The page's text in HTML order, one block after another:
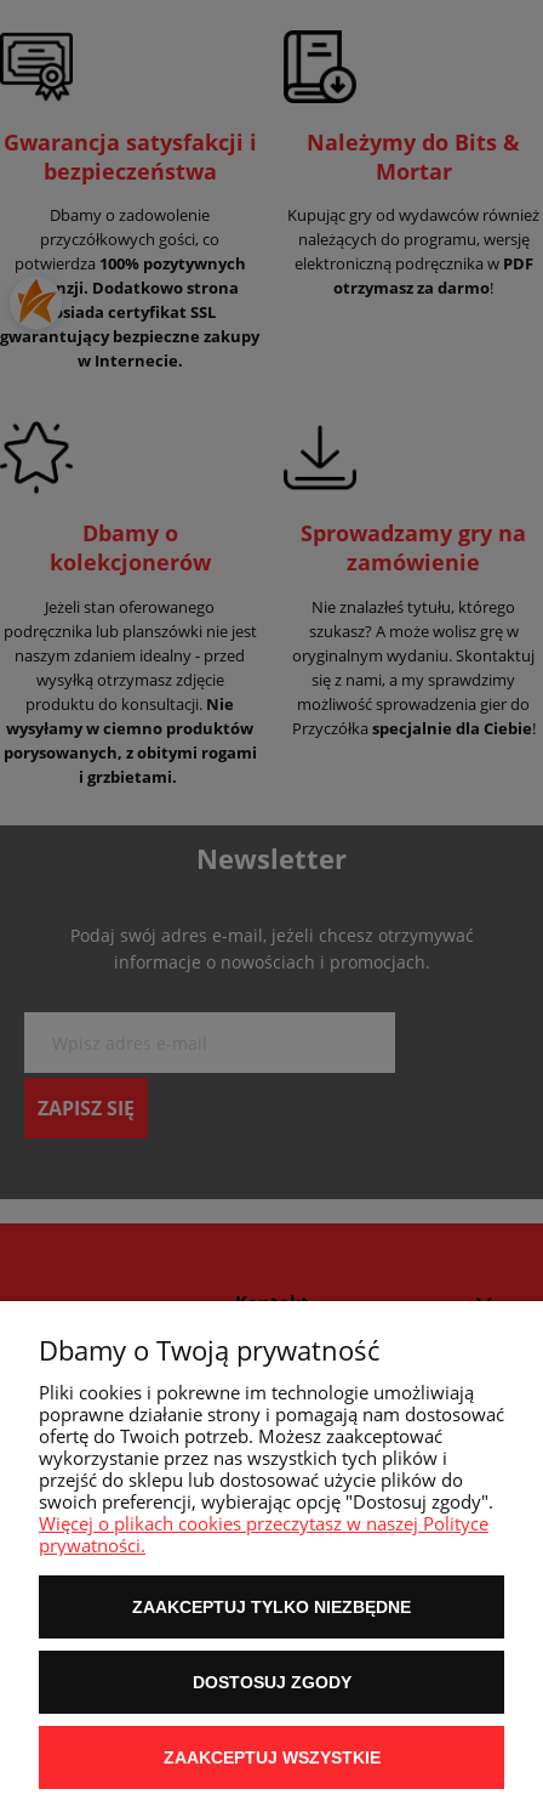
Gwarancja satysfakcji i
bezpieczeństwa
Dbamy o zadowolenie
przyczółkowych gości, co
potwierdza 100% pozytywnych
recenzji. Dodatkowo strona
posiada certyfikat SSL
gwarantujący bezpieczne zakupy
w Internecie.
Należymy do Bits &
Mortar
Kupując gry od wydawców również
należących do programu, wersję
elektroniczną podręcznika w PDF
otrzymasz za darmo!
Dbamy o
kolekcjonerów
Jeżeli stan oferowanego
podręcznika lub planszówki nie jest
naszym zdaniem idealny - przed
wysyłką otrzymasz zdjęcie
produktu do konsultacji. Nie
wysyłamy w ciemno produktów
porysowanych, z obitymi rogami
i grzbietami.
Sprowadzamy gry na
zamówienie
Nie znalazłeś tytułu, którego
szukasz? A może wolisz grę w
oryginalnym wydaniu. Skontaktuj
się z nami, a my sprawdzimy
możliwość sprowadzenia gier do
Przyczółka specjalnie dla Ciebie!
Newsletter
Podaj swój adres e-mail, jeżeli chcesz otrzymywać
informacje o nowościach i promocjach.
ZAPISZ SIĘ
Strefa klienta
Przyczółek
Przydatne linki
Kontakt
POKAŻ PEŁNĄ WERSJĘ STRONY
NASZE ODZNAKI
wyróżnienia są przyznawane przez
Dbamy o Twoją prywatność
Pliki cookies i pokrewne im technologie umożliwiają
poprawne działanie strony i pomagają nam dostosować
ofertę do Twoich potrzeb. Możesz zaakceptować
wykorzystanie przez nas wszystkich tych plików i
przejść do sklepu lub dostosować użycie plików do
swoich preferencji, wybierając opcję "Dostosuj zgody".
Więcej o plikach cookies przeczytasz w naszej Polityce
prywatności.
ZAAKCEPTUJ TYLKO NIEZBĘDNE
DOSTOSUJ ZGODY
ZAAKCEPTUJ WSZYSTKIE